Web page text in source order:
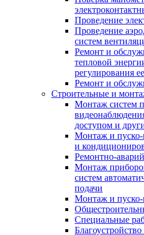
Проведение
Проведение
систем
Ремонт и
тепловой
регулирования
Ремонт и
Строительные и
Монтаж систем
доступом и
Монтаж и пуско-
и
Ремонтно-
Монтаж
систем
подачи
Монтаж и пуско-
Специальные